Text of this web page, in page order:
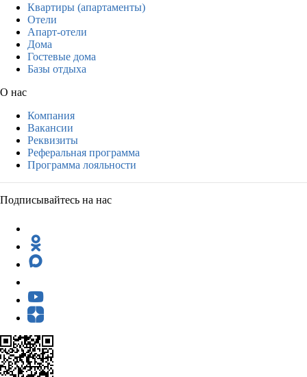
Квартиры (апартаменты)
Отели
Апарт-отели
Дома
Гостевые дома
Базы отдыха
О нас
Компания
Вакансии
Реквизиты
Реферальная программа
Программа лояльности
Подписывайтесь на нас